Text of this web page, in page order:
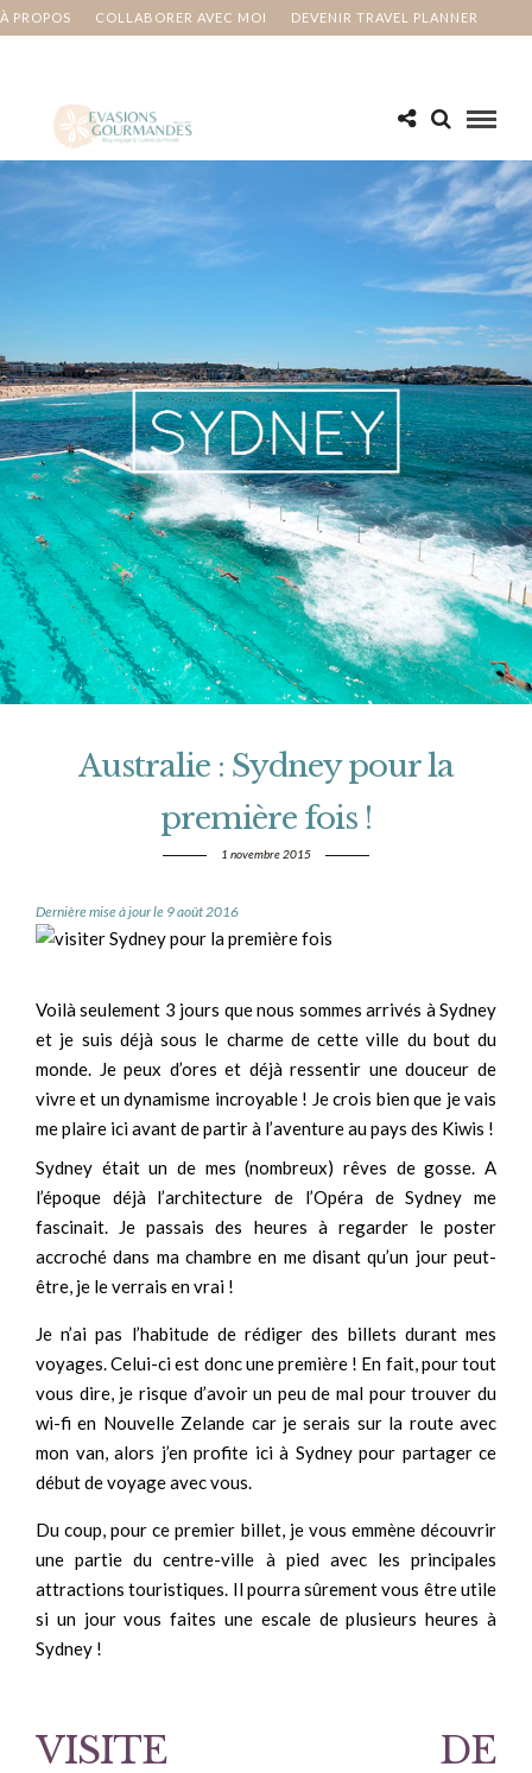
À PROPOS COLLABORER AVEC MOI DEVENIR TRAVEL PLANNER
Australie : Sydney pour la
première fois !
1 novembre 2015
Dernière mise à jour le 9 août 2016
Voilà seulement 3 jours que nous sommes arrivés à Sydney
et je suis déjà sous le charme de cette ville du bout du
monde. Je peux d’ores et déjà ressentir une douceur de
vivre et un dynamisme incroyable ! Je crois bien que je vais
me plaire ici avant de partir à l’aventure au pays des Kiwis !
Sydney était un de mes (nombreux) rêves de gosse. A
l’époque déjà l’architecture de l’Opéra de Sydney me
fascinait. Je passais des heures à regarder le poster
accroché dans ma chambre en me disant qu’un jour peut-
être, je le verrais en vrai !
Je n’ai pas l’habitude de rédiger des billets durant mes
voyages. Celui-ci est donc une première ! En fait, pour tout
vous dire, je risque d’avoir un peu de mal pour trouver du
wi-fi en Nouvelle Zelande car je serais sur la route avec
mon van, alors j’en profite ici à Sydney pour partager ce
début de voyage avec vous.
Du coup, pour ce premier billet, je vous emmène découvrir
une partie du centre-ville à pied avec les principales
attractions touristiques. Il pourra sûrement vous être utile
si un jour vous faites une escale de plusieurs heures à
Sydney !
VISITE DE